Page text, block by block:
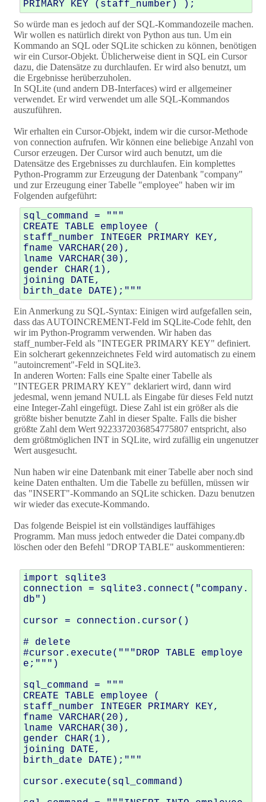
So würde man es jedoch auf der SQL-Kommandozeile machen.
Wir wollen es natürlich direkt von Python aus tun. Um ein
Kommando an SQL oder SQLite schicken zu können, benötigen
wir ein Cursor-Objekt. Üblicherweise dient in SQL ein Cursor
dazu, die Datensätze zu durchlaufen. Er wird also benutzt, um
die Ergebnisse herüberzuholen.
In SQLite (und andern DB-Interfaces) wird er allgemeiner
verwendet. Er wird verwendet um alle SQL-Kommandos
auszuführen.
Wir erhalten ein Cursor-Objekt, indem wir die cursor-Methode
von connection aufrufen. Wir können eine beliebige Anzahl von
Cursor erzeugen. Der Cursor wird auch benutzt, um die
Datensätze des Ergebnisses zu durchlaufen. Ein komplettes
Python-Programm zur Erzeugung der Datenbank "company"
und zur Erzeugung einer Tabelle "employee" haben wir im
Folgenden aufgeführt:
sql_command = """
CREATE TABLE employee (
staff_number INTEGER PRIMARY KEY,
fname VARCHAR(20),
lname VARCHAR(30),
gender CHAR(1),
joining DATE,
Ein Anmerkung zu SQL-Syntax: Einigen wird aufgefallen sein,
dass das AUTOINCREMENT-Feld im SQLite-Code fehlt, den
wir im Python-Programm verwenden. Wir haben das
staff_number-Feld als "INTEGER PRIMARY KEY" definiert.
Ein solcherart gekennzeichnetes Feld wird automatisch zu einem
"autoincrement"-Feld in SQLite3.
In anderen Worten: Falls eine Spalte einer Tabelle als
"INTEGER PRIMARY KEY" deklariert wird, dann wird
jedesmal, wenn jemand NULL als Eingabe für dieses Feld nutzt
eine Integer-Zahl eingefügt. Diese Zahl ist ein größer als die
größte bisher benutzte Zahl in dieser Spalte. Falls die bisher
größte Zahl dem Wert 9223372036854775807 entspricht, also
dem größtmöglichen INT in SQLite, wird zufällig ein ungenutzer
Wert ausgesucht.
Nun haben wir eine Datenbank mit einer Tabelle aber noch sind
keine Daten enthalten. Um die Tabelle zu befüllen, müssen wir
das "INSERT"-Kommando an SQLite schicken. Dazu benutzen
wir wieder das execute-Kommando.
Das folgende Beispiel ist ein vollständiges lauffähiges
Programm. Man muss jedoch entweder die Datei company.db
löschen oder den Befehl "DROP TABLE" auskommentieren:
import sqlite3
connection = sqlite3.connect("company.
db")
cursor = connection.cursor()
# delete
#cursor.execute("""DROP TABLE employe
e;""")
sql_command = """
CREATE TABLE employee (
staff_number INTEGER PRIMARY KEY,
fname VARCHAR(20),
lname VARCHAR(30),
gender CHAR(1),
joining DATE,
birth_date DATE);"""
cursor.execute(sql_command)